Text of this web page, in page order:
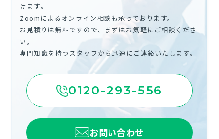
けます。
Zoomによるオンライン相談も承っております。
お見積りは無料ですので、まずはお気軽にご相談くださ
い。
専門知識を持つスタッフから迅速にご連絡いたします。
0120-293-556
お問い合わせ